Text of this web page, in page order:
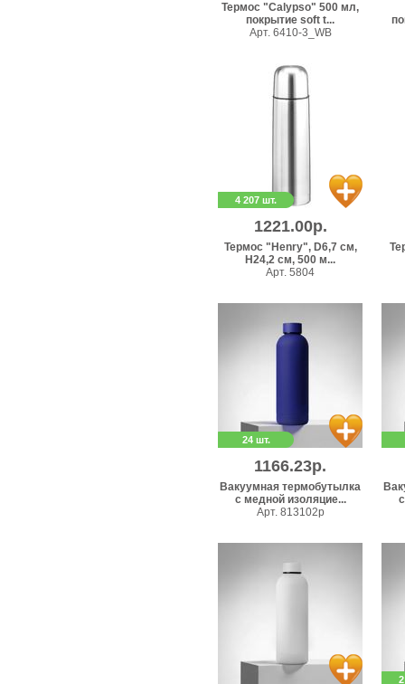
Термос "Calypso" 500 мл,
покрытие soft t...
Арт. 6410-3_WB
4 207 шт.
1221.00р.
Термос "Henry", D6,7 см,
H24,2 см, 500 м...
Арт. 5804
24 шт.
1166.23р.
Вакуумная термобутылка
с медной изоляцие...
Арт. 813102p